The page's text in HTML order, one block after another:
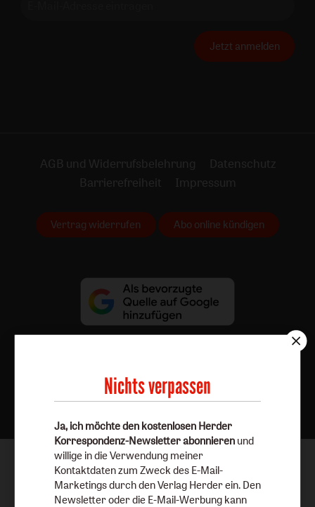
Jetzt anmelden
AGB und Widerrufsbelehrung
Datenschutz
Barrierefreiheit
Impressum
Vertrag widerrufen Abo online kündigen
Nach oben
Nichts verpassen
Ja, ich möchte den kostenlosen Herder
Korrespondenz-Newsletter abonnieren und
willige in die Verwendung meiner
Kontaktdaten zum Zweck des E-Mail-
Marketings durch den Verlag Herder ein. Den
Newsletter oder die E-Mail-Werbung kann